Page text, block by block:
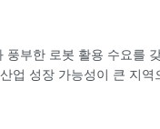
부한 로봇 활용 수요를
업 성장 가능성이 큰 지